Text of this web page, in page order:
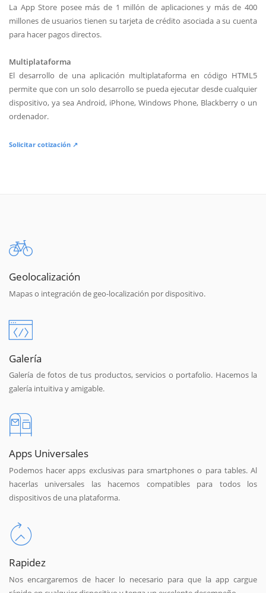
La App Store posee más de 1 millón de aplicaciones y más de 400
millones de usuarios tienen su tarjeta de crédito asociada a su cuenta
para hacer pagos directos.
Multiplataforma
El desarrollo de una aplicación multiplataforma en código HTML5
permite que con un solo desarrollo se pueda ejecutar desde cualquier
dispositivo, ya sea Android, iPhone, Windows Phone, Blackberry o un
ordenador.
Solicitar cotización ↗
Geolocalización
Mapas o integración de geo-localización por dispositivo.
Galería
Galería de fotos de tus productos, servicios o portafolio. Hacemos la
galería intuitiva y amigable.
Apps Universales
Podemos hacer apps exclusivas para smartphones o para tables. Al
hacerlas universales las hacemos compatibles para todos los
dispositivos de una plataforma.
Rapidez
Nos encargaremos de hacer lo necesario para que la app cargue